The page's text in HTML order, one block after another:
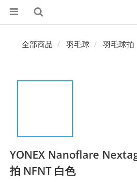
全部商品 羽毛球 羽毛球拍
YONEX Nanoflare
拍 NFNT 白色